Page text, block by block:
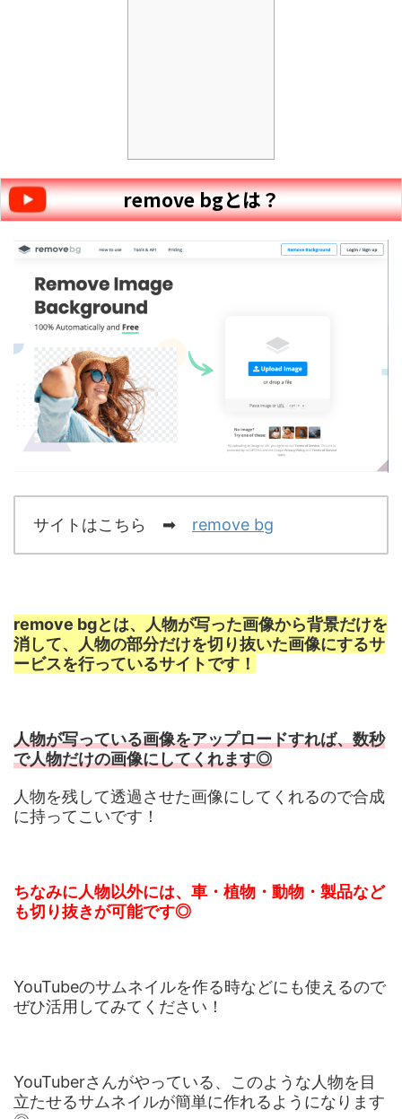
remove bgとは？
サイトはこちら ➡︎ remove bg
remove bgとは、人物が写った画像から背景だけを
消して、人物の部分だけを切り抜いた画像にするサ
ービスを行っているサイトです！
人物が写っている画像をアップロードすれば、数秒
で人物だけの画像にしてくれます◎
人物を残して透過させた画像にしてくれるので合成
に持ってこいです！
ちなみに人物以外には、車・植物・動物・製品など
も切り抜きが可能です◎
YouTubeのサムネイルを作る時などにも使えるので
ぜひ活用してみてください！
YouTuberさんがやっている、このような人物を目
立たせるサムネイルが簡単に作れるようになります